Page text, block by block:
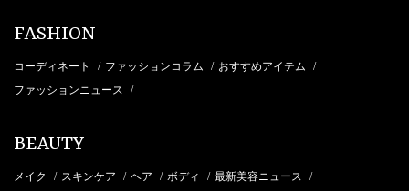
FASHION
コーディネート / ファッションコラム / おすすめアイテム /
ファッションニュース /
BEAUTY
メイク / スキンケア / ヘア / ボディ / 最新美容ニュース /